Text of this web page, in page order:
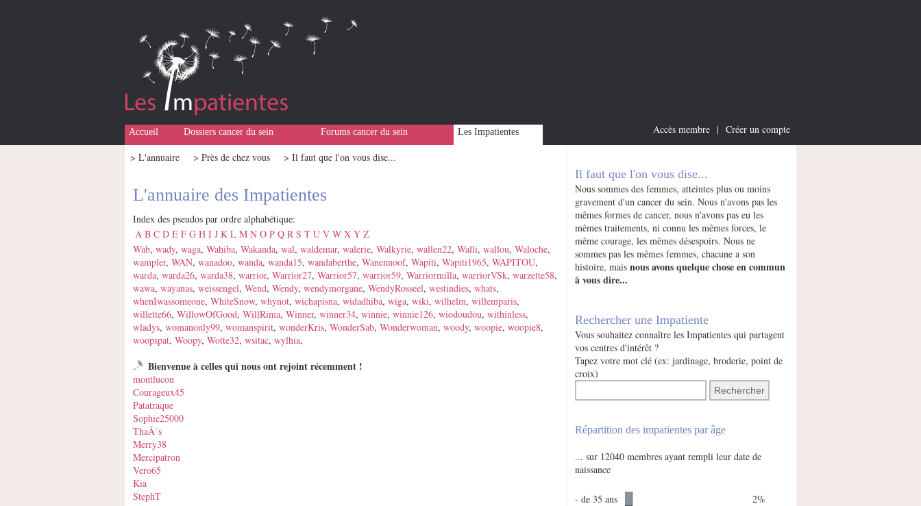
Accueil Dossiers cancer du sein Forums cancer du sein Les Impatientes Accès membre | Créer un compte
> L'annuaire > Près de chez vous > Il faut que l'on vous dise...
L'annuaire des Impatientes
Index des pseudos par ordre alphabétique:
A B C D E F G H I J K L M N O P Q R S T U V W X Y Z
Wab, wady, waga, Wahiba, Wakanda, wal, waldemar, walerie, Walkyrie, wallen22, Walli, wallou, Waloche,
wampler, WAN, wanadoo, wanda, wanda15, wandaberthe, Wanennoof, Wapiti, Wapiti1965, WAPITOU,
warda, warda26, warda38, warrior, Warrior27, Warrior57, warrior59, Warriormilla, warriorVSk, warzette58,
wawa, wayanas, weissengel, Wend, Wendy, wendymorgane, WendyRosseel, westindies, whats,
whenIwassomeone, WhiteSnow, whynot, wichapisna, widadhiba, wiga, wiki, wilhelm, willemparis,
willette66, WillowOfGood, WillRima, Winner, winner34, winnie, winnie126, wiodoudou, withinless,
wladys, womanonly99, womanspirit, wonderKris, WonderSab, Wonderwoman, woody, woopie, woopie8,
woopspat, Woopy, Wotte32, wsitac, wylhia,
Bienvenue à celles qui nous ont rejoint récemment !
montlucon
Courageux45
Patatraque
Sophie25000
ThaÃ¯s
Merry38
Mercipatron
Vero65
Kia
StephT
Il faut que l'on vous dise...
Nous sommes des femmes, atteintes plus ou moins
gravement d'un cancer du sein. Nous n'avons pas les
mêmes formes de cancer, nous n'avons pas eu les
mêmes traitements, ni connu les mêmes forces, le
même courage, les mêmes désespoirs. Nous ne
sommes pas les mêmes femmes, chacune a son
histoire, mais nous avons quelque chose en commun
à vous dire...
Rechercher une Impatiente
Vous souhaitez connaître les Impatientes qui partagent
vos centres d'intérêt ?
Tapez votre mot clé (ex: jardinage, broderie, point de
croix)
Répartition des impatientes par âge
... sur 12040 membres ayant rempli leur date de
naissance
- de 35 ans
2%